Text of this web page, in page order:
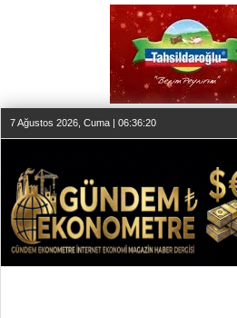
7 Ağustos 2026, Cuma | 06:36:21